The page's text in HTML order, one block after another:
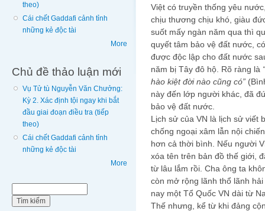
theo)
Cái chết Gaddafi cảnh tỉnh
những kẻ độc tài
More
Chủ đề thảo luận mới
Vụ Tử tù Nguyễn Văn Chưởng:
Kỳ 2. Xác định tội ngay khi bắt
đầu giai đoạn điều tra (tiếp
theo)
Cái chết Gaddafi cảnh tỉnh
những kẻ độc tài
More
Việt có truyền thống yêu
chịu thương chịu khó, giàu
suốt mấy ngàn năm qua thì
quyết tâm bảo vệ đất nước,
được độc lập cho đất nước
năm bị Tây đô hộ. Rõ ràng là
hào kiệt đời nào cũng có”
này đến lớp người khác, đã
bảo vệ đất nước.
Lịch sử của VN là lịch sử viết
chống ngoại xâm lẫn nội
hơn cả thời bình. Nếu người
xóa tên trên bản đồ thế giới,
từ lâu lắm rồi. Cha ông ta
còn mở rộng lãnh thổ lãnh
nay một Tổ Quốc VN dài từ
Thế nhưng, kể từ khi đảng